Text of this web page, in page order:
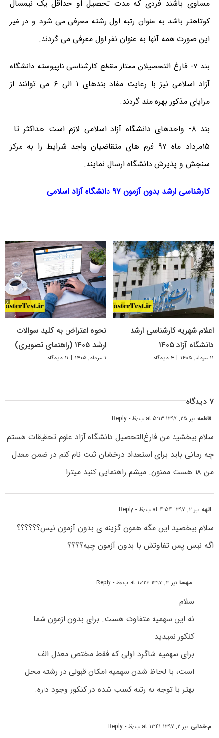
مساوی باشند فردی که مدت تحصیل او حداقل یک نیمسال
کوتاهتر باشد به عنوان رتبه اول رشته معرفی می شود و در غیر
این صورت همه آنها به عنوان نفر اول معرفی می گردند.
بند ۷-
فارغ التحصیلان ممتاز مقطع کارشناسی ناپیوسته دانشگاه
آزاد اسلامی نیز با رعایت مفاد بندهای ۱ الی ۶ می توانند از
مزایای مذکور بهره مند گردند.
بند۸-
واحدهای دانشگاه آزاد اسلامی لازم است حداکثر تا
۱۵مرداد ماه ۹۷ فرم های متقاضیان واجد شرایط را به مرکز
سنجش و پذیرش دانشگاه ارسال نمایند.
کارشناسی ارشد بدون آزمون ۹۷ دانشگاه آزاد اسلامی
اعلام شهریه کارشناسی ارشد
دانشگاه آزاد ۱۴۰۵
۱۱ مرداد, ۱۴۰۵ | ۳ دیدگاه
نحوه اعتراض به کلید سوالات
ارشد ۱۴۰۵ (راهنمای تصویری)
۱ مرداد, ۱۴۰۵ | ۱۱ دیدگاه
۷ دیدگاه
فاطمهتیر ۲۵, ۱۳۹۷ at ۵:۱۳ ب٫ظ - Reply
سلام ببخشید من فارغ‌التحصیل دانشگاه آزاد علوم تحقیقات هستم
چه رمانی باید برای استعداد درخشان ثبت نام کنم در ضمن معدل
من ۱۸ هست ممنون. میشم راهنمایی کنید میترا
الههتیر ۲, ۱۳۹۷ at ۴:۵۴ ب٫ظ - Reply
سلام ببخصید این مگه همون گزینه ی بدون آزمون نیس؟؟؟؟؟؟
اگه نیس پس تفاوتش با بدون آزمون چیه؟؟؟؟
مهساتیر ۳, ۱۳۹۷ at ۱۰:۲۶ ب٫ظ - Reply
سلام
نه این سهمیه متفاوت هست. برای بدون ازمون شما
کنکور نمیدید.
برای سهمیه شاگرد اولی که فقط مختص معدل الف
است، با لحاظ شدن سهمیه امکان قبولی در رشته محل
بهتر با توجه به رتبه کسب شده در کنکور وجود داره.
م.خدایی تیر ۲, ۱۳۹۷ at ۱۲:۴۱ ب٫ظ - Reply